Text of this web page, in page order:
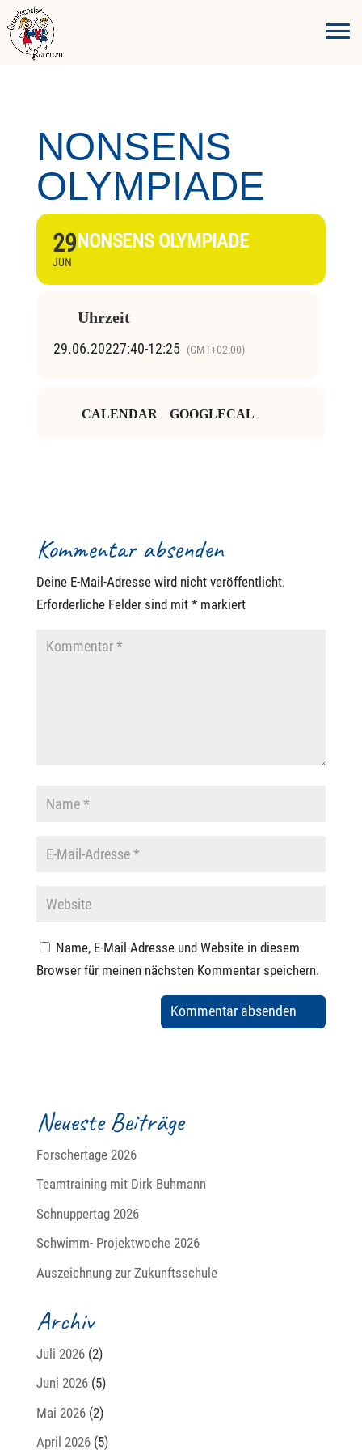
NONSENS
OLYMPIADE
29
JUN
NONSENS OLYMPIADE
Uhrzeit
29.06.20227:40-12:25 (GMT+02:00)
CALENDAR GOOGLECAL
Kommentar absenden
Deine E-Mail-Adresse wird nicht veröffentlicht.
Erforderliche Felder sind mit *markiert
Name, E-Mail-Adresse und Website in diesem
Browser für meinen nächsten Kommentar speichern.
Neueste Beiträge
Forschertage 2026
Teamtraining mit Dirk Buhmann
Schnuppertag 2026
Schwimm- Projektwoche 2026
Auszeichnung zur Zukunftsschule
Archiv
Juli 2026(2)
Juni 2026(5)
Mai 2026(2)
April 2026(5)